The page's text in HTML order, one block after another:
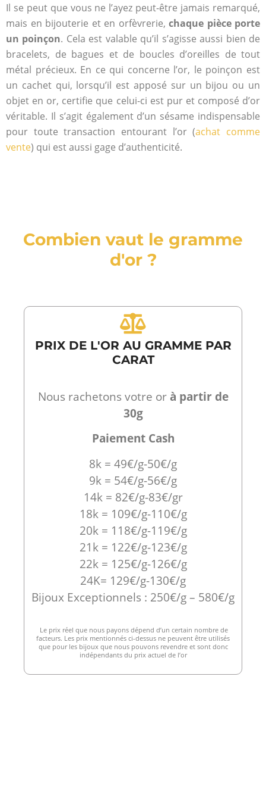
Il se peut que vous ne l’ayez peut-être jamais remarqué,
mais en bijouterie et en orfèvrerie, chaque pièce porte
un poinçon. Cela est valable qu’il s’agisse aussi bien de
bracelets, de bagues et de boucles d’oreilles de tout
métal précieux. En ce qui concerne l’or, le poinçon est
un cachet qui, lorsqu’il est apposé sur un bijou ou un
objet en or, certifie que celui-ci est pur et composé d’or
véritable. Il s’agit également d’un sésame indispensable
pour toute transaction entourant l’or (achat comme
vente) qui est aussi gage d’authenticité.
Combien vaut le gramme
d'or ?
PRIX DE L'OR AU GRAMME PAR
CARAT
Nous rachetons votre orà partir de
30g
Paiement Cash
8k = 49€/g-50€/g
9k = 54€/g-56€/g
14k = 82€/g-83€/gr
18k = 109€/g-110€/g
20k = 118€/g-119€/g
21k = 122€/g-123€/g
22k = 125€/g-126€/g
24K= 129€/g-130€/g
Bijoux Exceptionnels : 250€/g – 580€/g
Le prix réel que nous payons dépend d’un certain nombre de
facteurs. Les prix mentionnés ci-dessus ne peuvent être utilisés
que pour les bijoux que nous pouvons revendre et sont donc
indépendants du prix actuel de l’or